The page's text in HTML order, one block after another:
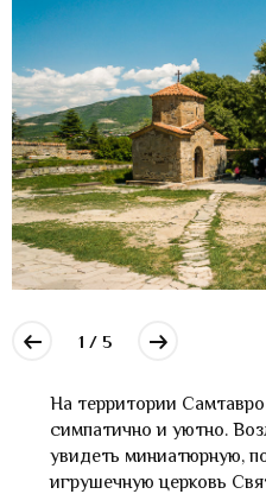
1 / 5
На территории
симпатично и уютно.
увидеть миниатюрную,
игрушечную церковь